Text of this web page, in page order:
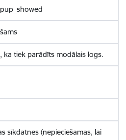
ka tiek parādīts modālais logs.
sīkdatnes (nepieciešamas, lai